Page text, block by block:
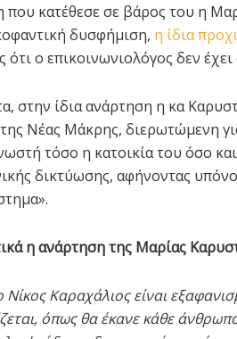
που κατέθεσε σε βάρος του η
δυσφήμιση, η ίδια
ότι ο επικοινωνιολόγος δεν
στην ίδια ανάρτηση η κα
Νέας Μάκρης, διερωτώμενη
τόσο η κατοικία του όσο
δικτύωσης, αφήνοντας
η ανάρτηση της Μαρίας
Νίκος Καραχάλιος είναι
όπως θα έκανε κάθε